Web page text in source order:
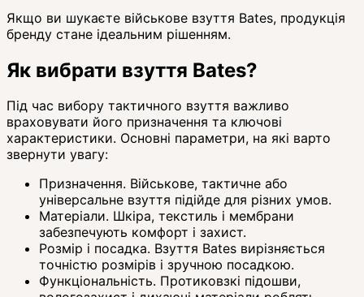
Якщо ви шукаєте військове взуття Bates, продукція
бренду стане ідеальним рішенням.
Як вибрати взуття Bates?
Під час вибору тактичного взуття важливо
враховувати його призначення та ключові
характеристики. Основні параметри, на які варто
звернути увагу:
Призначення. Військове, тактичне або
універсальне взуття підійде для різних умов.
Матеріали. Шкіра, текстиль і мембрани
забезпечують комфорт і захист.
Розмір і посадка. Взуття Bates вирізняється
точністю розмірів і зручною посадкою.
Функціональність. Протиковзкі підошви,